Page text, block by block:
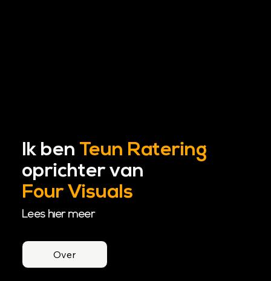
Ik ben Teun Ratering
oprichter van
Four Visuals
Lees hier meer
Over